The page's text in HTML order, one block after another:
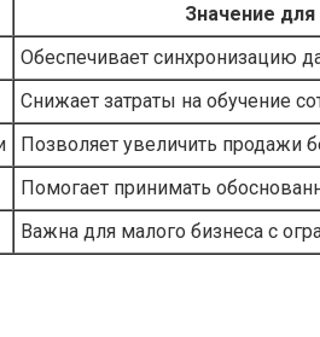
Значение
Обеспечивает синхронизацию
Снижает затраты на обучение
Позволяет увеличить продажи
Помогает принимать
Важна для малого бизнеса с